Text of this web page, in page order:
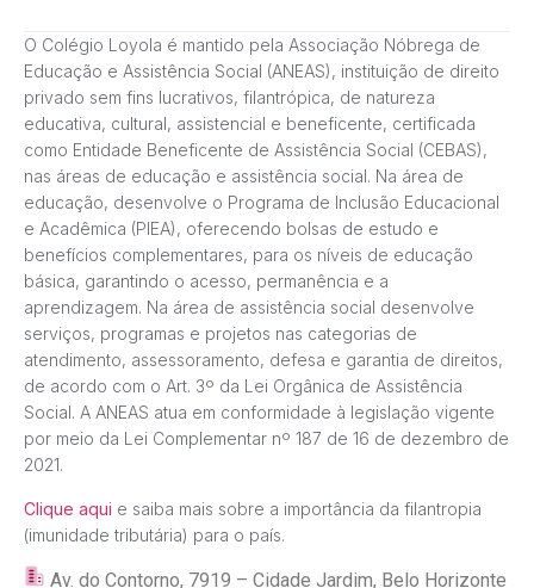
O Colégio Loyola é mantido pela Associação Nóbrega de
Educação e Assistência Social (ANEAS), instituição de direito
privado sem fins lucrativos, filantrópica, de natureza
educativa, cultural, assistencial e beneficente, certificada
como Entidade Beneficente de Assistência Social (CEBAS),
nas áreas de educação e assistência social. Na área de
educação, desenvolve o Programa de Inclusão Educacional
e Acadêmica (PIEA), oferecendo bolsas de estudo e
benefícios complementares, para os níveis de educação
básica, garantindo o acesso, permanência e a
aprendizagem. Na área de assistência social desenvolve
serviços, programas e projetos nas categorias de
atendimento, assessoramento, defesa e garantia de direitos,
de acordo com o Art. 3º da Lei Orgânica de Assistência
Social. A ANEAS atua em conformidade à legislação vigente
por meio da Lei Complementar nº 187 de 16 de dezembro de
2021.
Clique aqui e saiba mais sobre a importância da filantropia
(imunidade tributária) para o país.
Av. do Contorno, 7919 – Cidade Jardim, Belo Horizonte